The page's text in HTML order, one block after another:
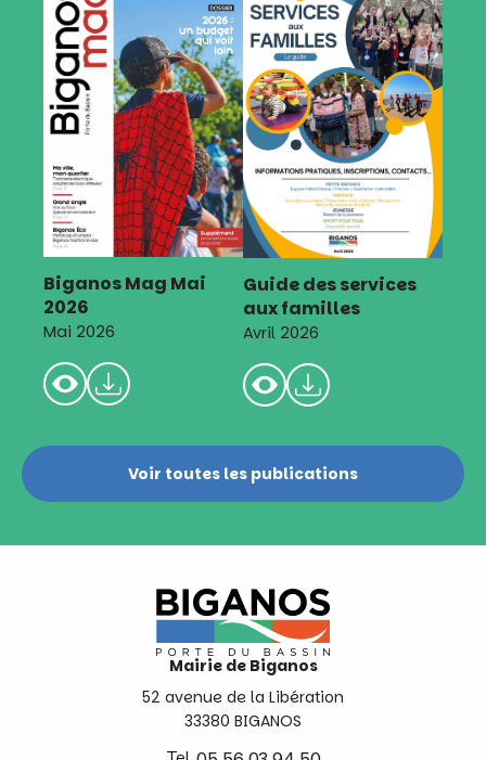
Biganos Mag Mai
2026
Mai 2026
Guide des services
aux familles
Avril 2026
Voir toutes les publications
Mairie de Biganos
52 avenue de la Libération
33380 BIGANOS